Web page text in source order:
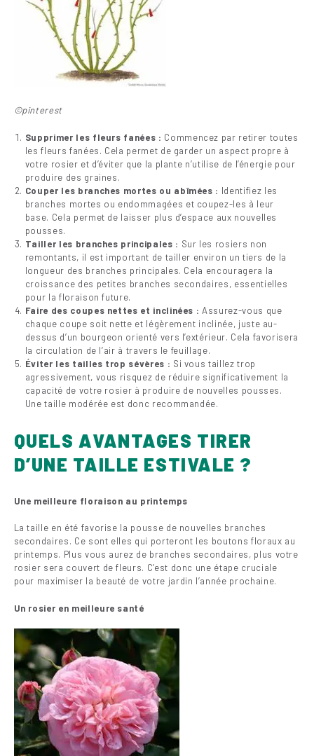
©pinterest
Supprimer les fleurs fanées : Commencez par retirer toutes
les fleurs fanées. Cela permet de garder un aspect propre à
votre rosier et d’éviter que la plante n’utilise de l’énergie pour
produire des graines.
Couper les branches mortes ou abîmées : Identifiez les
branches mortes ou endommagées et coupez-les à leur
base. Cela permet de laisser plus d’espace aux nouvelles
pousses.
Tailler les branches principales : Sur les rosiers non
remontants, il est important de tailler environ un tiers de la
longueur des branches principales. Cela encouragera la
croissance des petites branches secondaires, essentielles
pour la floraison future.
Faire des coupes nettes et inclinées : Assurez-vous que
chaque coupe soit nette et légèrement inclinée, juste au-
dessus d’un bourgeon orienté vers l’extérieur. Cela favorisera
la circulation de l’air à travers le feuillage.
Éviter les tailles trop sévères : Si vous taillez trop
agressivement, vous risquez de réduire significativement la
capacité de votre rosier à produire de nouvelles pousses.
Une taille modérée est donc recommandée.
QUELS AVANTAGES TIRER
D’UNE TAILLE ESTIVALE ?
Une meilleure floraison au printemps
La taille en été favorise la pousse de nouvelles branches
secondaires. Ce sont elles qui porteront les boutons floraux au
printemps. Plus vous aurez de branches secondaires, plus votre
rosier sera couvert de fleurs. C’est donc une étape cruciale
pour maximiser la beauté de votre jardin l’année prochaine.
Un rosier en meilleure santé